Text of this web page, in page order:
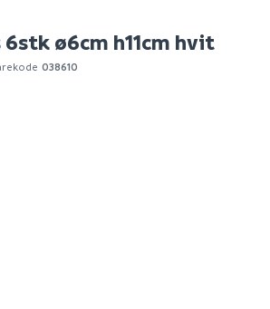
ø6cm h11cm hvit
038610